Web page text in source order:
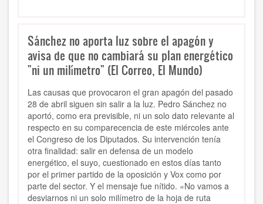
Sánchez no aporta luz sobre el apagón y
avisa de que no cambiará su plan energético
"ni un milímetro" (El Correo, El Mundo)
Las causas que provocaron el gran apagón del pasado
28 de abril siguen sin salir a la luz. Pedro Sánchez no
aportó, como era previsible, ni un solo dato relevante al
respecto en su comparecencia de este miércoles ante
el Congreso de los Diputados. Su intervención tenía
otra finalidad: salir en defensa de un modelo
energético, el suyo, cuestionado en estos días tanto
por el primer partido de la oposición y Vox como por
parte del sector. Y el mensaje fue nítido. «No vamos a
desviarnos ni un solo milímetro de la hoja de ruta